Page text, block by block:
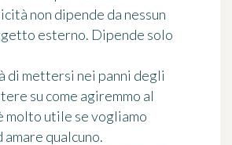
non dipende da nessun
esterno. Dipende solo
di mettersi nei panni degli
su come agiremmo al
molto utile se vogliamo
amare qualcuno.